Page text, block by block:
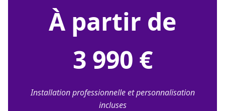
À partir de
3 990 €
Installation professionnelle et personnalisation
incluses